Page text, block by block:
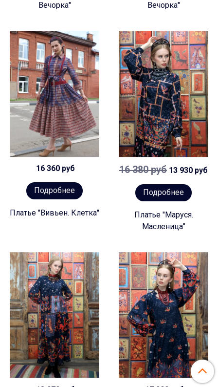
Вечорка"
Вечорка"
16 360 руб
Подробнее
Платье "Вивьен. Клетка"
16 380 руб 13 930 руб
Подробнее
Платье "Маруся.
Масленица"